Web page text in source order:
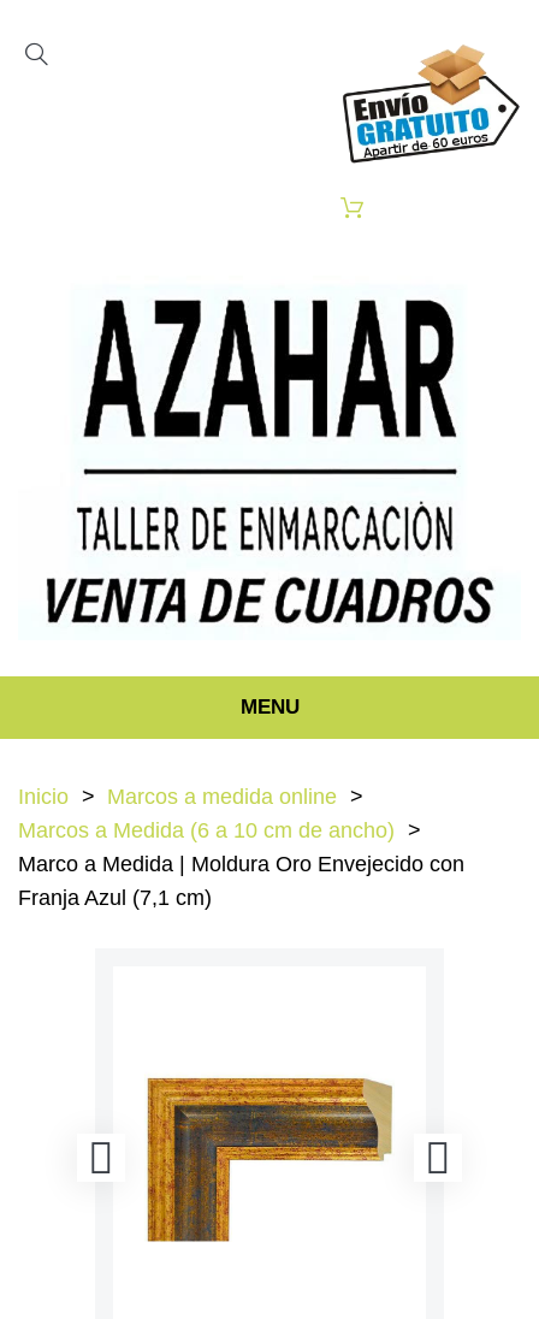
MENU
Inicio
Marcos a medida online
Marcos a Medida (6 a 10 cm de ancho)
Marco a Medida | Moldura Oro Envejecido con
Franja Azul (7,1 cm)